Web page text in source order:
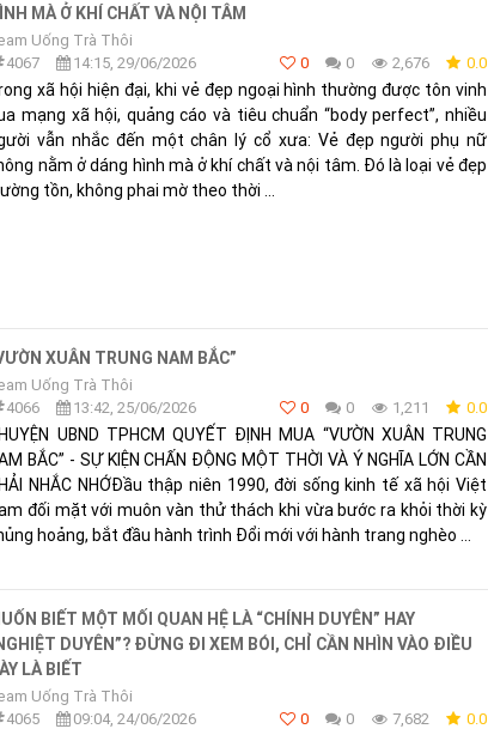
MÀ Ở KHÍ CHẤT VÀ NỘI TÂM
Uống Trà Thôi
4067
14:15, 29/06/2026 0 0 2,676 0.0
xã hội hiện đại, khi vẻ đẹp ngoại hình thường được tôn vinh
mạng xã hội, quảng cáo và tiêu chuẩn “body perfect”, nhiều
vẫn nhắc đến một chân lý cổ xưa: Vẻ đẹp người phụ nữ
nằm ở dáng hình mà ở khí chất và nội tâm. Đó là loại vẻ đẹp
tồn, không phai mờ theo thời ...
XUÂN TRUNG NAM BẮC”
Uống Trà Thôi
4066
13:42, 25/06/2026 0 0 1,211 0.0
UBND TPHCM QUYẾT ĐỊNH MUA “VƯỜN XUÂN TRUNG
BẮC” - SỰ KIỆN CHẤN ĐỘNG MỘT THỜI VÀ Ý NGHĨA LỚN CẦN
NHẮC NHỚĐầu thập niên 1990, đời sống kinh tế xã hội Việt
đối mặt với muôn vàn thử thách khi vừa bước ra khỏi thời kỳ
hoảng, bắt đầu hành trình Đổi mới với hành trang nghèo ...
BIẾT MỘT MỐI QUAN HỆ LÀ “CHÍNH DUYÊN” HAY
DUYÊN”? ĐỪNG ĐI XEM BÓI, CHỈ CẦN NHÌN VÀO ĐIỀU
LÀ BIẾT
Uống Trà Thôi
4065
09:04, 24/06/2026 0 0 7,682 0.0